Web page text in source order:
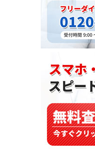
（DBA-
CW4W）
2011
年
を
タ
ン
ザ
ニ
ア
へ
輸